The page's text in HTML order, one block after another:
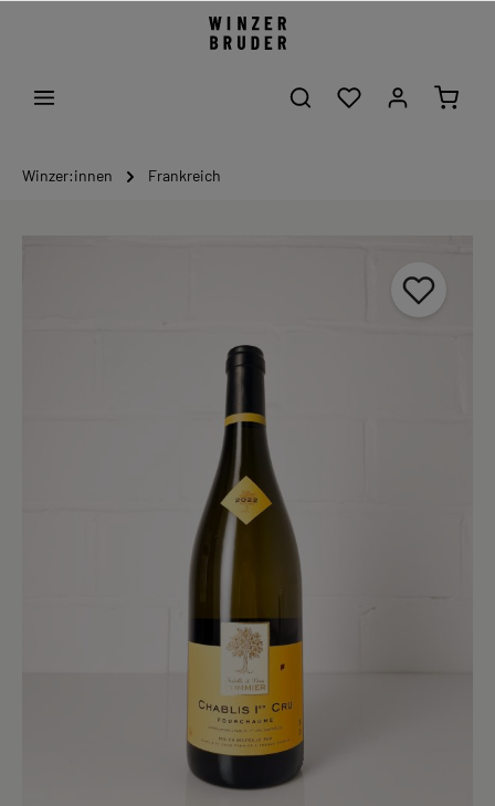
Winzer:innen Frankreich